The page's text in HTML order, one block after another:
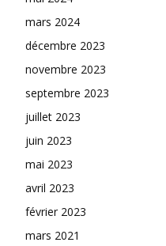
mars 2024
décembre 2023
novembre 2023
septembre 2023
juillet 2023
juin 2023
mai 2023
avril 2023
février 2023
mars 2021